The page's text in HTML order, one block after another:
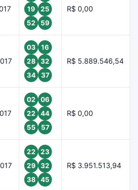
19
25
52
59
R$ 0,00
03
16
28
32
34
37
R$ 5.889.546,54
02
06
22
44
55
57
R$ 0,00
22
23
29
32
38
45
R$ 3.951.513,94